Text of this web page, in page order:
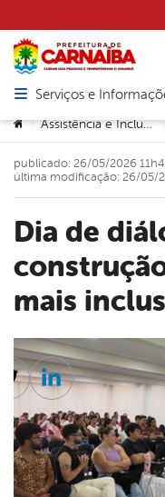
Abrir menu principal
Serviços e
Você está aqui:
> Assistência e Inclusão Social
Dia de diálogo, escuta e
mais
publicado: 26/05/2026
última modificação: 26/05/
Twitter
Linkedin